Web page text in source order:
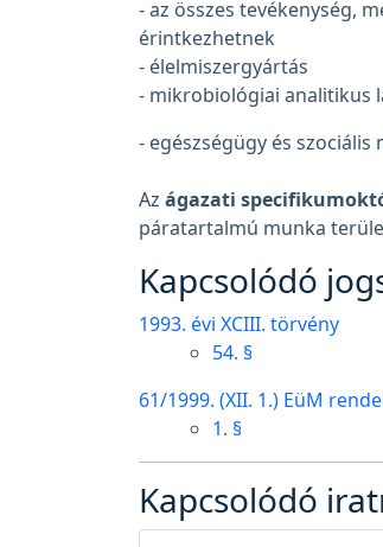
- az összes tevékenység,
érintkezhetnek
- élelmiszergyártás
- mikrobiológiai analitikus
- egészségügy és szociális
Az ágazati
páratartalmú munka
Kapcsolódó
1993. évi XCIII. törvény
54. §
61/1999. (XII. 1.) EüM
1. §
Kapcsolódó